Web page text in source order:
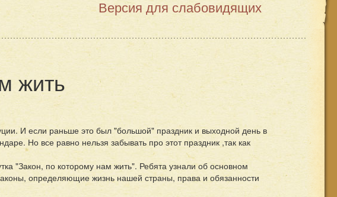
Версия для слабовидящих
жить
И если раньше это был "большой" праздник и выходной день в
Но все равно нельзя забывать про этот праздник ,так как
"Закон, по которому нам жить". Ребята узнали об основном
определяющие жизнь нашей страны, права и обязанности